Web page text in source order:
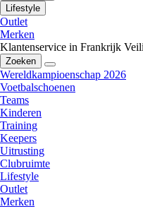
Lifestyle
Outlet
Merken
Klantenservice in Frankrijk
Zoeken
Wereldkampioenschap 2026
Voetbalschoenen
Teams
Kinderen
Training
Keepers
Uitrusting
Clubruimte
Lifestyle
Outlet
Merken